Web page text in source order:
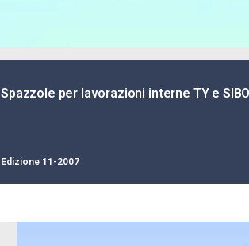
Spazzole per lavorazioni interne TY e
Edizione 11-2007